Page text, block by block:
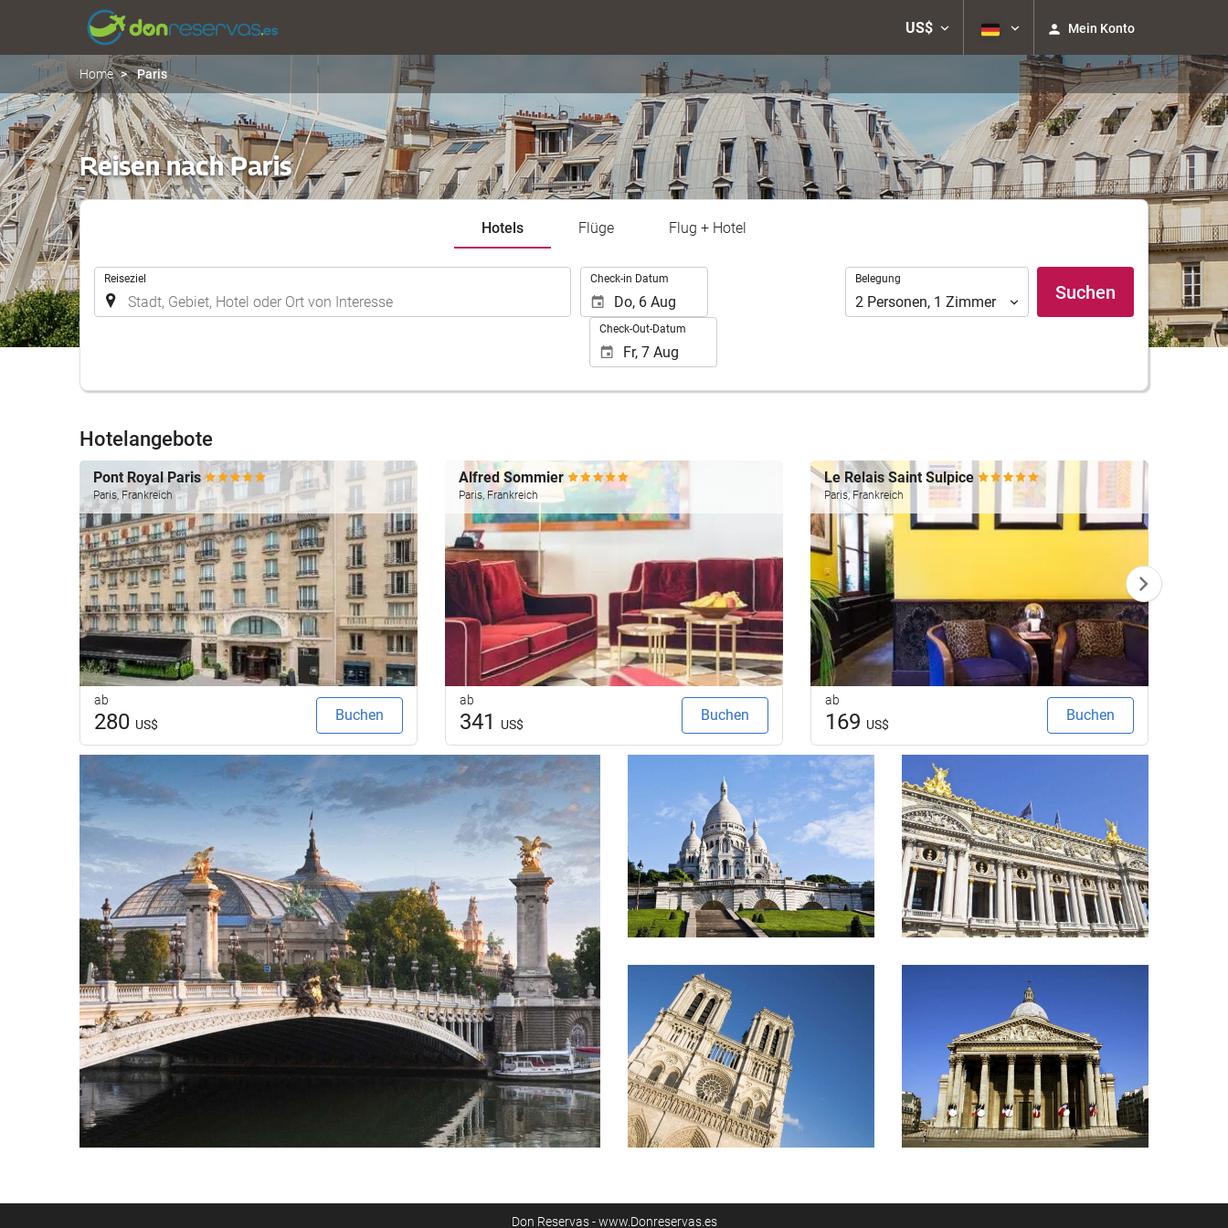
US$ Mein Konto
Home Paris
Reisen nach Paris
Hotels Flüge Flug + Hotel
Reiseziel Check-in Datum
Check-Out-Datum
Belegung
Belegung
2 Personen, 1 Zimmer Suchen
Hotelangebote
Pont Royal Paris
Paris, Frankreich
ab
280 US$
Buchen
Alfred Sommier
Paris, Frankreich
ab
341 US$
Buchen
Le Relais Saint Sulpice
Paris, Frankreich
ab
169 US$
Buchen
Don Reservas - www.Donreservas.es